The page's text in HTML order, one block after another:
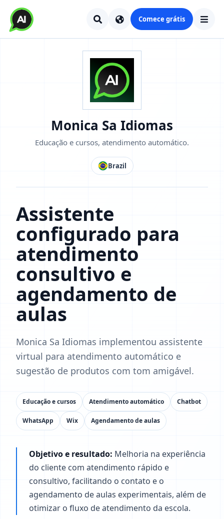
Comece grátis
Monica Sa Idiomas
Educação e cursos, atendimento automático.
Brazil
Assistente
configurado para
atendimento
consultivo e
agendamento de
aulas
Monica Sa Idiomas implementou assistente
virtual para atendimento automático e
sugestão de produtos com tom amigável.
Educação e cursos Atendimento automático Chatbot
WhatsApp Wix Agendamento de aulas
Objetivo e resultado: Melhoria na experiência
do cliente com atendimento rápido e
consultivo, facilitando o contato e o
agendamento de aulas experimentais, além de
otimizar o fluxo de atendimento da escola.